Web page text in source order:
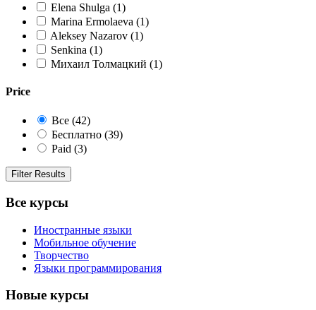
Elena Shulga (1)
Marina Ermolaeva (1)
Aleksey Nazarov (1)
Senkina (1)
Михаил Толмацкий (1)
Price
Все (42)
Бесплатно (39)
Paid (3)
Filter Results
Все курсы
Иностранные языки
Мобильное обучение
Творчество
Языки программирования
Новые курсы